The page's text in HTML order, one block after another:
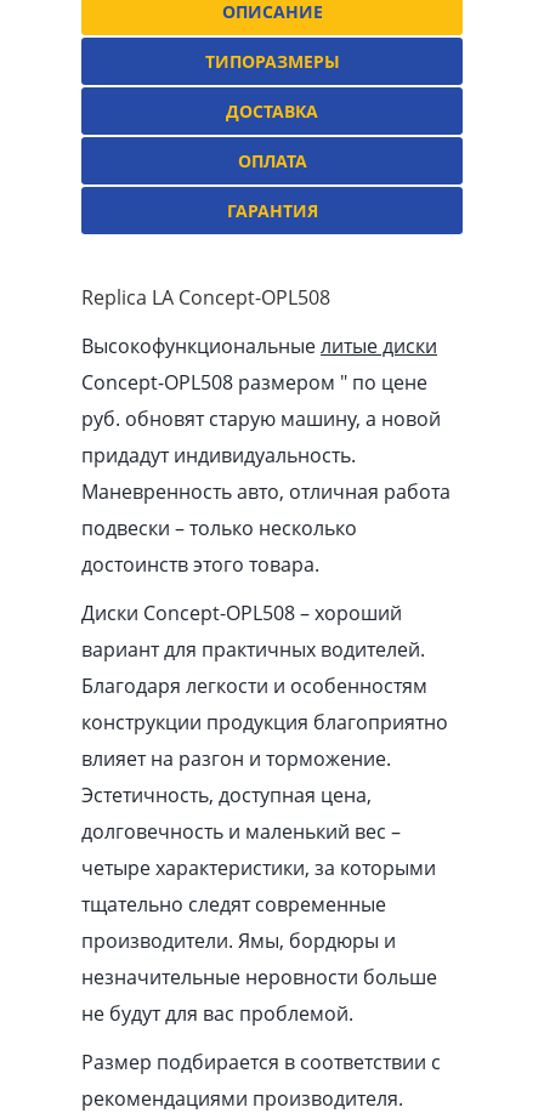
ОПИСАНИЕ
ТИПОРАЗМЕРЫ
ДОСТАВКА
ОПЛАТА
ГАРАНТИЯ
Replica LA Concept-OPL508
Высокофункциональныелитые диски
Concept-OPL508 размером ″ по цене
руб. обновят старую машину, а новой
придадут индивидуальность.
Маневренность авто, отличная работа
подвески – только несколько
достоинств этого товара.
Диски Concept-OPL508 – хороший
вариант для практичных водителей.
Благодаря легкости и особенностям
конструкции продукция благоприятно
влияет на разгон и торможение.
Эстетичность, доступная цена,
долговечность и маленький вес –
четыре характеристики, за которыми
тщательно следят современные
производители. Ямы, бордюры и
незначительные неровности больше
не будут для вас проблемой.
Размер подбирается в соответствии с
рекомендациями производителя.